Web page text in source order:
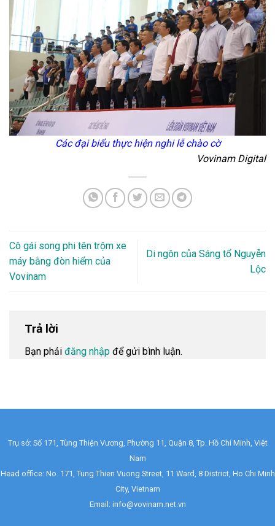
Các đại biểu thực hiện nghi lễ chào cờ
Vovinam Digital
Cô gái song phi tên trộm xe
máy bằng đòn hiểm của
Vovinam
Di ngôn của Sáng tổ Nguyễn
Lộc
Trả lời
Bạn phải đăng nhập để gửi bình luận.
Trụ sở: Số 171, Tùng Thiện Vương, Phường 11, Quận 8, Tp. Hồ Chí Minh, Việt
Nam
Head office: No. 171, Tung Thien Vuong Street, 11 Ward, 8 District, Ho Chi Minh
City, Vietnam
Email: info@vovinam.net.vn